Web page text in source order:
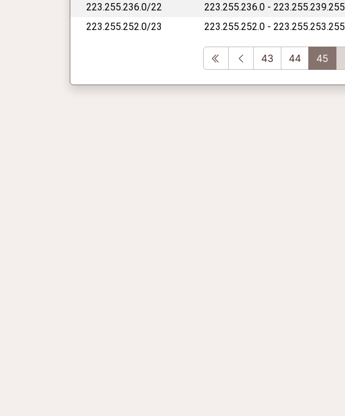
223.255.236.0/22 223.255.236.0 - 223.255.239.255
223.255.252.0/23 223.255.252.0 - 223.255.253.255
First Previous
43 44 45